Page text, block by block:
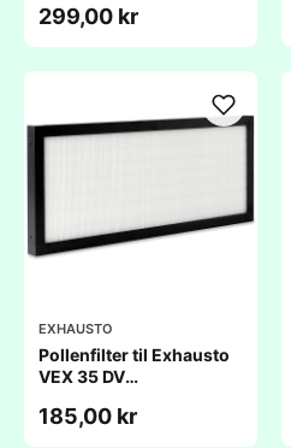
299,00 kr
EXHAUSTO
Pollenfilter til Exhausto
VEX 35 DV
185,00 kr